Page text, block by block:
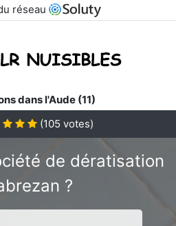
réseau
dans l'Aude (11)
(105 votes)
de dératisation
?